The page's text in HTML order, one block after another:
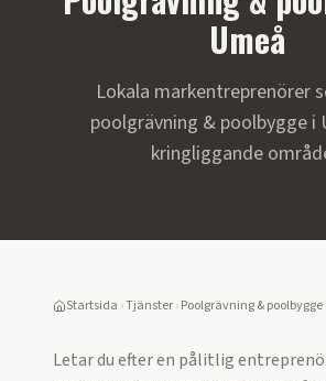
Umeå
Lokala markentreprenörer
poolgrävning & poolbyggei
kringliggande
Startsida ›Tjänster›Poolgrävning & poolbygge
Letar du efter en pålitlig